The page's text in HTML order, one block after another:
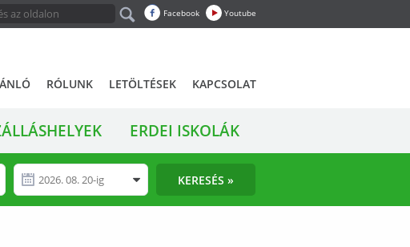
Facebook Youtube
RÓLUNK LETÖLTÉSEK KAPCSOLAT
ERDEI ISKOLÁK
KERESÉS »